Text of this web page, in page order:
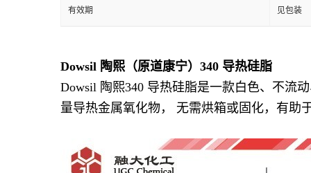
有效期 见包装
Dowsil 陶熙（原道康宁）340 导热硅脂
Dowsil 陶熙340 导热硅脂是一款白色、不流
量导热金属氧化物， 无需烘箱或固化，有助